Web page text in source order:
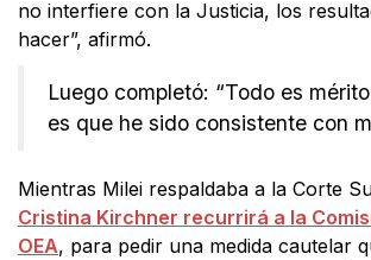
no interfiere con la Justicia, los
hacer”, afirmó.
Luego completó: “Todo es
es que he sido consistente con
Mientras Milei respaldaba a la Corte
Cristina Kirchner recurrirá a la
OEA, para pedir una medida cautelar